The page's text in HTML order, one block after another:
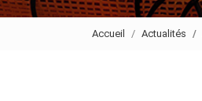
Accueil Actualités